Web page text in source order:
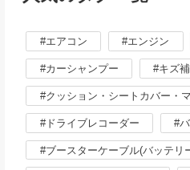
エアコン エンジン
カーシャンプー キズ
クッション・シートカバー・
ドライブレコーダー
ブースターケーブル(バッテリ